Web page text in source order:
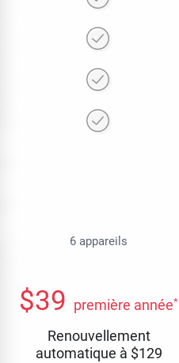
6 appareils
$39 première année*
Renouvellement
automatique à $129